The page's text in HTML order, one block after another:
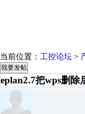
当前位置： 工控论坛 >
我要发帖
eplan2.7把wps删除